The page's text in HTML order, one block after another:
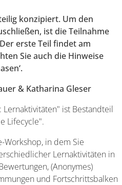
konzipiert. Um den
ist die Teilnahme
erste Teil findet am
Sie auch die Hinweise
& Katharina Gleser
ist Bestandteil
Lifecycle".
in dem Sie
Lernaktivitäten in
(Anonymes)
und Fortschrittsbalken